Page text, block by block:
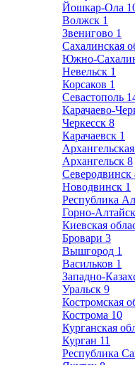
Йошкар-Ола
Волжск 1
Звенигово 1
Сахалинская
Южно-
Невельск 1
Корсаков 1
Севастополь
Карачаево-
Черкесск 8
Карачаевск 1
Архангельск 8
Северодвинск
Новодвинск 1
Республика
Горно-Алтайск
Киевская
Бровари 3
Вышгород 1
Васильков 1
Западно-
Уральск 9
Костромская
Кострома 10
Курганская
Курган 11
Республика